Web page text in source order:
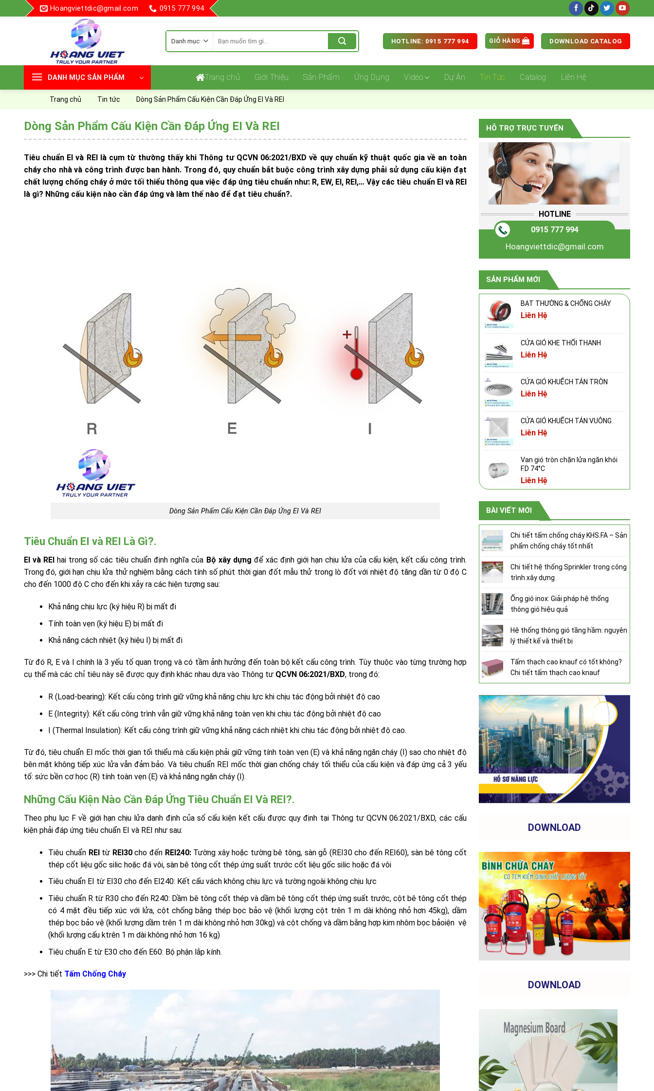
to
Hoangviettdic@gmail.com 0915 777 994
kiếm:
HOTLINE: 0915 777 994 GIỎ HÀNG DOWNLOAD CATALOG
DANH MỤC SẢN PHẨM Trang chủ Giới Thiệu Sản Phẩm Ứng Dụng Video Dự Án Tin Tức Catalog Liên Hệ
Trang chủ Tin tức Dòng Sản Phẩm Cấu Kiện Cần Đáp Ứng EI Và REI
Dòng Sản Phẩm Cấu Kiện Cần Đáp Ứng EI Và REI
Tiêu chuẩn EI và REI là cụm từ thường thấy khi Thông tư QCVN 06:2021/BXD về quy chuẩn kỹ thuật quốc gia về an toàn
cháy cho nhà và công trình được ban hành. Trong đó, quy chuẩn bắt buộc công trình xây dựng phải sử dụng cấu kiện đạt
chất lượng chống cháy ở mức tối thiểu thông qua việc đáp ứng tiêu chuẩn như: R, EW, EI, REI,… Vậy các tiêu chuẩn EI và REI
là gì? Những cấu kiện nào cần đáp ứng và làm thế nào để đạt tiêu chuẩn?.
Dòng Sản Phẩm Cấu Kiện Cần Đáp Ứng EI Và REI
Tiêu Chuẩn EI và REI Là Gì?.
EI và REI hai trong số các tiêu chuẩn định nghĩa của Bộ xây dựng để xác định giới hạn chịu lửa của cấu kiện, kết cấu công trình.
Trong đó, giới hạn chịu lửa thử nghiệm bằng cách tính số phút thời gian đốt mẫu thử trong lò đốt với nhiệt độ tăng dần từ 0 độ C
cho đến 1000 độ C cho đến khi xảy ra các hiện tượng sau:
Khả năng chịu lực (ký hiệu R) bị mất đi
Tính toàn vẹn (ký hiệu E) bị mất đi
Khả năng cách nhiệt (ký hiệu I) bị mất đi
Từ đó R, E và I chính là 3 yếu tố quan trọng và có tầm ảnh hưởng đến toàn bộ kết cấu công trình. Tùy thuộc vào từng trường hợp
cụ thể mà các chỉ tiêu này sẽ được quy định khác nhau dựa vào Thông tư QCVN 06:2021/BXD, trong đó:
R (Load-bearing): Kết cấu công trình giữ vững khả năng chịu lực khi chịu tác động bởi nhiệt độ cao
E (Integrity): Kết cấu công trình vẫn giữ vững khả năng toàn vẹn khi chịu tác động bởi nhiệt độ cao
I (Thermal Insulation): Kết cấu công trình giữ vững khả năng cách nhiệt khi chịu tác động bởi nhiệt độ cao.
Từ đó, tiêu chuẩn EI mốc thời gian tối thiểu mà cấu kiện phải giữ vững tính toàn vẹn (E) và khả năng ngăn cháy (I) sao cho nhiệt độ
bên mặt không tiếp xúc lửa vẫn đảm bảo. Và tiêu chuẩn REI mốc thời gian chống cháy tối thiểu của cấu kiện và đáp ứng cả 3 yếu
tố: sức bền cơ học (R) tính toàn vẹn (E) và khả năng ngăn cháy (I).
Những Cấu Kiện Nào Cần Đáp Ứng Tiêu Chuẩn EI Và REI?.
Theo phụ lục F về giới hạn chịu lửa danh định của số cấu kiện kết cấu được quy định tại Thông tư QCVN 06:2021/BXD, các cấu
kiện phải đáp ứng tiêu chuẩn EI và REI như sau:
Tiêu chuẩn REI từ REI30cho đến REI240: Tường xây hoặc tường bê tông, sàn gỗ (REI30 cho đến REI60), sàn bê tông cốt
thép cốt liệu gốc silic hoặc đá vôi, sàn bê tông cốt thép ứng suất trước cốt liệu gốc silic hoặc đá vôi
Tiêu chuẩn EI từ EI30 cho đến EI240: Kết cấu vách không chịu lực và tường ngoài không chịu lực
Tiêu chuẩn R từ R30 cho đến R240: Dầm bê tông cốt thép và dầm bê tông cốt thép ứng suất trước, cột bê tông cốt thép
có 4 mặt đều tiếp xúc với lửa, cột chống bằng thép bọc bảo vệ (khối lượng cột trên 1 m dài không nhỏ hơn 45kg), dầm
thép bọc bảo vệ (khối lượng dầm trên 1 m dài không nhỏ hơn 30kg) và cột chống và dầm bằng hợp kim nhôm bọc bảoiện vệ
(khối lượng cấu ktrên 1 m dài không nhỏ hơn 16 kg)
Tiêu chuẩn E từ E30 cho đến E60: Bộ phận lắp kính.
>>> Chi tiết Tấm Chống Cháy
HỖ TRỢ TRỰC TUYẾN
HOTLINE
0915 777 994
Hoangviettdic@gmail.com
SẢN PHẨM MỚI
BẠT THƯỜNG & CHỐNG CHÁY
Liên Hệ
CỬA GIÓ KHE THỔI THANH
Liên Hệ
CỬA GIÓ KHUẾCH TÁN TRÒN
Liên Hệ
CỬA GIÓ KHUẾCH TÁN VUÔNG
Liên Hệ
Van gió tròn chặn lửa ngăn khói
F.D 74°C
Liên Hệ
BÀI VIẾT MỚI
Chi tiết tấm chống cháy KHS.FA – Sản
phẩm chống cháy tốt nhất
Chi tiết hệ thống Sprinkler trong công
trình xây dựng
Ống gió inox: Giải pháp hệ thống
thông gió hiệu quả
Hệ thống thông gió tầng hầm: nguyên
lý thiết kế và thiết bị
Tấm thạch cao knauf có tốt không?
Chi tiết tấm thạch cao knauf
DOWNLOAD
DOWNLOAD